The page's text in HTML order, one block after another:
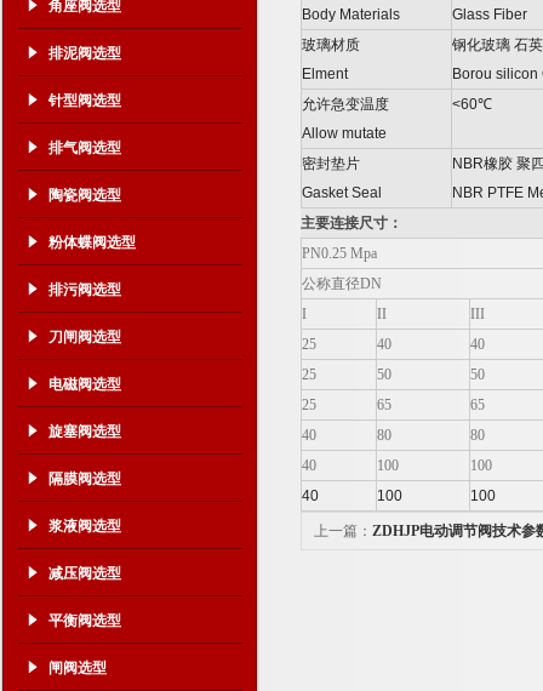
角座阀选型
排泥阀选型
针型阀选型
排气阀选型
陶瓷阀选型
粉体蝶阀选型
排污阀选型
刀闸阀选型
电磁阀选型
旋塞阀选型
隔膜阀选型
浆液阀选型
减压阀选型
平衡阀选型
闸阀选型
Body Materials
Glass Fiber
玻璃材质
Elment
钢化玻璃 石
Borou silicon
允许急变温度
Allow mutate
<60℃
密封垫片
Gasket Seal
NBR橡胶 聚
NBR PTFE
主要连接尺寸：
PN0.25 Mpa
公称直径DN
I
II
III
25
40
40
25
50
50
25
65
65
40
80
80
40
100
100
40
100 100
上一篇： ZDHJP电动调节阀技术参